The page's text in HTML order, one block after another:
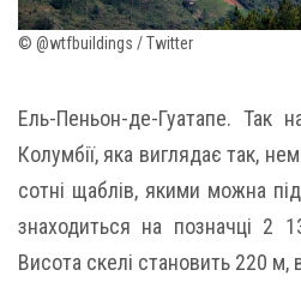
© @wtfbuildings / Twitter
Ель-Пеньон-де-Гуатапе. Так
Колумбії, яка виглядає так,
сотні щаблів, якими можна
знаходиться на позначці 2
Висота скелі становить 220 м,